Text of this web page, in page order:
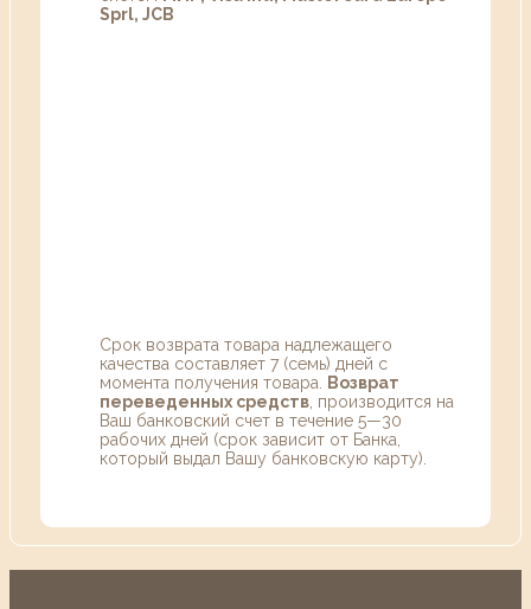
Sprl, JCB
Срок возврата товара надлежащего
качества составляет 7 (семь) дней с
момента получения товара.
Возврат
переведенных средств , производится на
Ваш банковский счет в течение 5—30
рабочих дней (срок зависит от Банка,
который выдал Вашу банковскую карту).